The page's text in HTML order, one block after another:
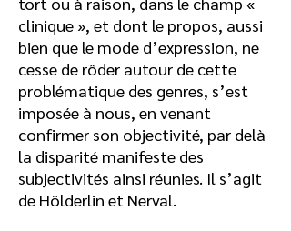
clinique », et dont le propos, aussi
bien que le mode d’expression, ne
cesse de rôder autour de cette
problématique des genres, s’est
imposée à nous, en venant
confirmer son objectivité, par delà
la disparité manifeste des
subjectivités ainsi réunies. Il s’agit
de Hölderlin et Nerval.